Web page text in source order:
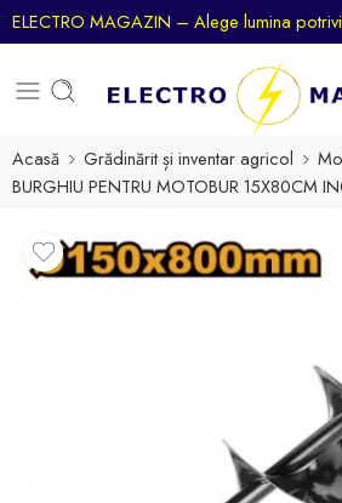
ELECTRO MAGAZIN – Alege lumina
Acasă Grădinărit și inventar agricol
BURGHIU PENTRU MOTOBUR 15X80CM